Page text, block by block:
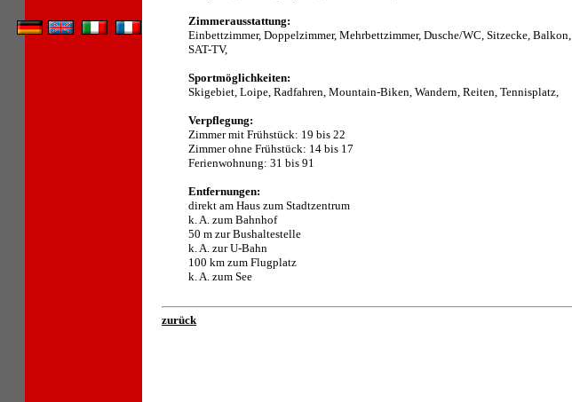
Zimmerausstattung:
Einbettzimmer, Doppelzimmer, Mehrbettzimmer, Dusche/WC, Sitzecke, Balkon,
SAT-TV,
Sportmöglichkeiten:
Skigebiet, Loipe, Radfahren, Mountain-Biken, Wandern, Reiten, Tennisplatz,
Verpflegung:
Zimmer mit Frühstück: 19 bis 22
Zimmer ohne Frühstück: 14 bis 17
Ferienwohnung: 31 bis 91
Entfernungen:
direkt am Haus zum Stadtzentrum
k. A. zum Bahnhof
50 m zur Bushaltestelle
k. A. zur U-Bahn
100 km zum Flugplatz
k. A. zum See
zurück